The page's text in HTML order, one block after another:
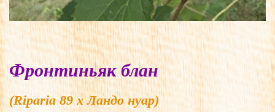
Фронтиньяк блан
(Riparia 89 х Ландо нуар)